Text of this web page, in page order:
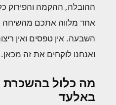
ההובלה, ההקמה והפירוק
אחד מלווה אתכם מהשיחה
השבעה. אין טפסים ואין
ואנחנו לוקחים את זה מכאן.
מה כלול בהשכרת
באלעד